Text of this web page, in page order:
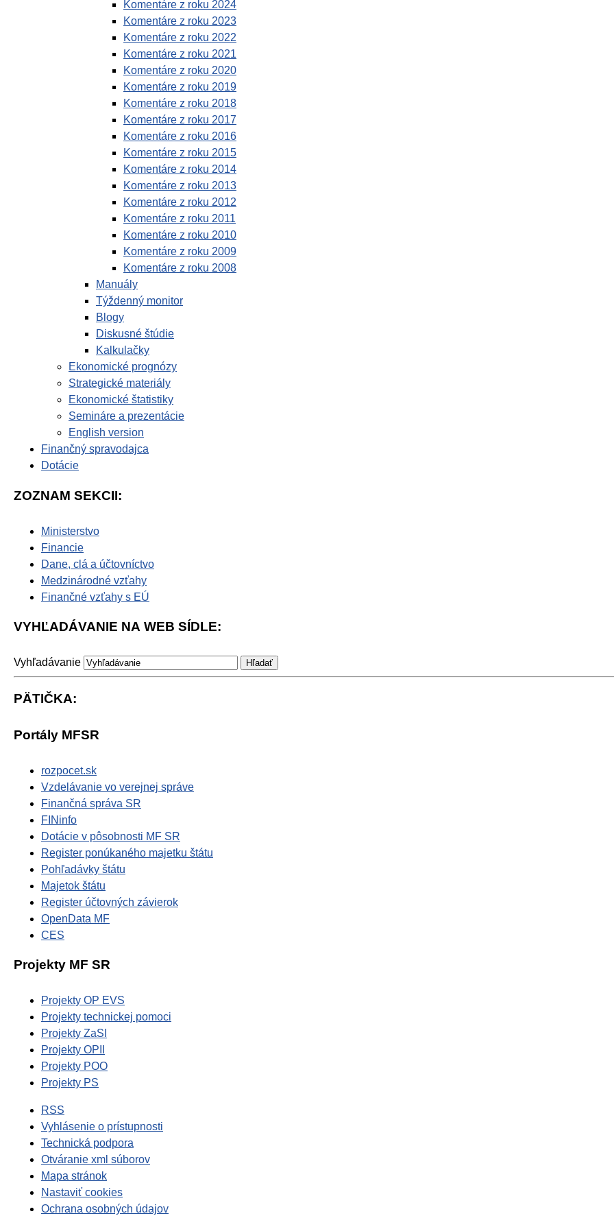
Komentáre z roku 2024
Komentáre z roku 2023
Komentáre z roku 2022
Komentáre z roku 2021
Komentáre z roku 2020
Komentáre z roku 2019
Komentáre z roku 2018
Komentáre z roku 2017
Komentáre z roku 2016
Komentáre z roku 2015
Komentáre z roku 2014
Komentáre z roku 2013
Komentáre z roku 2012
Komentáre z roku 2011
Komentáre z roku 2010
Komentáre z roku 2009
Komentáre z roku 2008
Manuály
Týždenný monitor
Blogy
Diskusné štúdie
Kalkulačky
Ekonomické prognózy
Strategické materiály
Ekonomické štatistiky
Semináre a prezentácie
English version
Finančný spravodajca
Dotácie
ZOZNAM SEKCII:
Ministerstvo
Financie
Dane, clá a účtovníctvo
Medzinárodné vzťahy
Finančné vzťahy s EÚ
VYHĽADÁVANIE NA WEB SÍDLE:
Vyhľadávanie
PÄTIČKA:
Portály MFSR
rozpocet.sk
Vzdelávanie vo verejnej správe
Finančná správa SR
FINinfo
Dotácie v pôsobnosti MF SR
Register ponúkaného majetku štátu
Pohľadávky štátu
Majetok štátu
Register účtovných závierok
OpenData MF
CES
Projekty MF SR
Projekty OP EVS
Projekty technickej pomoci
Projekty ZaSI
Projekty OPII
Projekty POO
Projekty PS
RSS
Vyhlásenie o prístupnosti
Technická podpora
Otváranie xml súborov
Mapa stránok
Nastaviť cookies
Ochrana osobných údajov